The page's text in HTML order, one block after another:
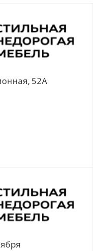
52А